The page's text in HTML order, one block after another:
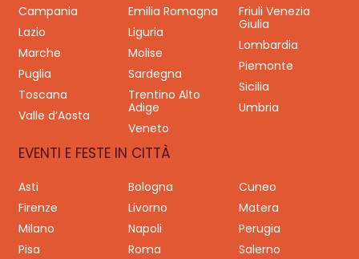
Campania
Emilia Romagna
Friuli Venezia
Giulia
Lazio
Liguria
Lombardia
Marche
Molise
Piemonte
Puglia
Sardegna
Sicilia
Toscana
Trentino Alto
Adige
Umbria
Valle d’Aosta
Veneto
EVENTI E FESTE IN CITTÀ
Asti Bologna
Cuneo
Firenze
Livorno
Matera
Milano
Napoli
Perugia
Pisa
Roma
Salerno